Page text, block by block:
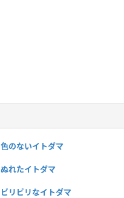
色のないイトダマ
ぬれたイトダマ
ビリビリなイトダマ